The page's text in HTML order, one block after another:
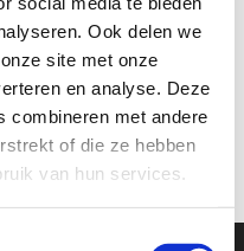
Ook delen we
site met onze
en analyse. Deze
combineren met andere
of die ze hebben
van hun services.
watertruck dus meer